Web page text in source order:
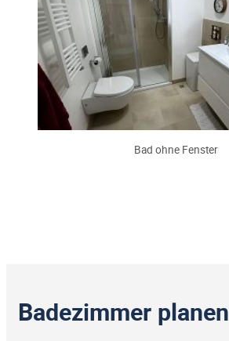
Bad ohne Fenster
Badezimmer planen